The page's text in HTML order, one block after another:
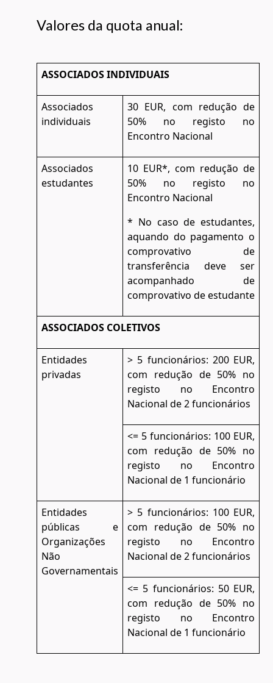
Valores da quota anual:
ASSOCIADOS INDIVIDUAIS
Associados
individuais
30 EUR, com redução de
50% no registo no
Encontro Nacional
Associados
estudantes
10 EUR*, com redução de
50% no registo no
Encontro Nacional
* No caso de estudantes,
aquando do pagamento o
comprovativo de
transferência deve ser
acompanhado de
comprovativo de estudante
ASSOCIADOS COLETIVOS
Entidades
privadas
> 5 funcionários: 200 EUR,
com redução de 50% no
registo no Encontro
Nacional de 2 funcionários
<= 5 funcionários: 100 EUR,
com redução de 50% no
registo no Encontro
Nacional de 1 funcionário
Entidades
públicas e
Organizações
Não
Governamentais
> 5 funcionários: 100 EUR,
com redução de 50% no
registo no Encontro
Nacional de 2 funcionários
<= 5 funcionários: 50 EUR,
com redução de 50% no
registo no Encontro
Nacional de 1 funcionário